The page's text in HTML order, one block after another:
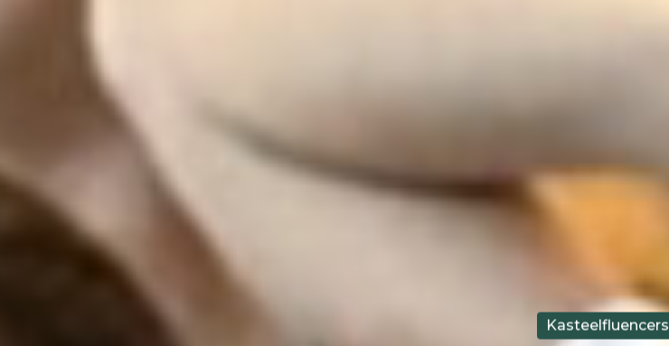
Kasteelfluencers